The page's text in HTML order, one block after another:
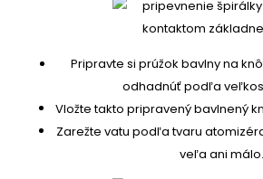
Pripravte si prúžok bavlny na
odhadnúť podľa
Vložte takto pripravený bavlnený
Zarežte vatu podľa tvaru
veľa ani málo.